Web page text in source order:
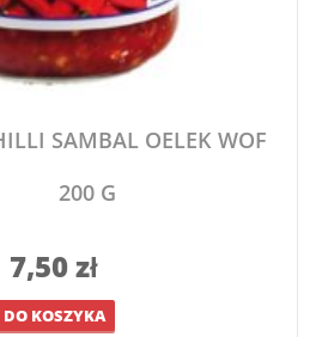
SAMBAL OELEK WOF
200 G
7,50zł
DO KOSZYKA